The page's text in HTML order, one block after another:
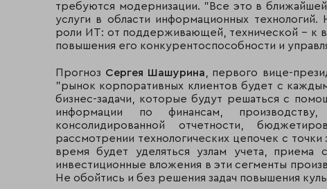
требуются модернизации. "Все это в
услуги в области информационных
роли ИТ: от поддерживающей, технической - к
повышения его конкурентоспособности и
Прогноз Сергея Шашурина , первого вице-
"рынок корпоративных клиентов будет с
бизнес-задачи, которые будут решаться с
информации по финансам,
консолидированной отчетности,
рассмотрении технологических цепочек с
время будет уделяться узлам учета, приема
инвестиционные вложения в эти сегменты
Не обойтись и без решения задач повышения